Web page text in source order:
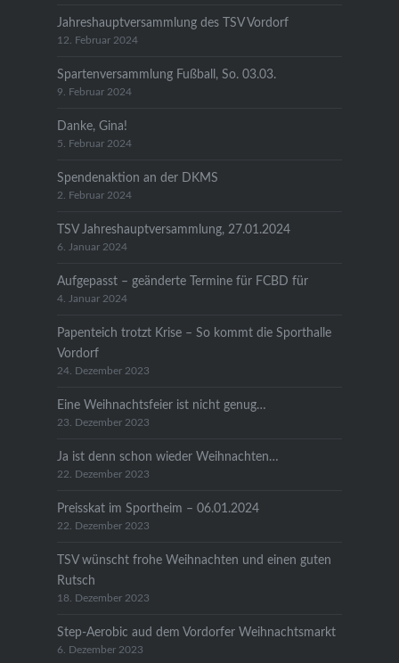
Jahreshauptversammlung des TSV Vordorf
12. Februar 2024
Spartenversammlung Fußball, So. 03.03.
9. Februar 2024
Danke, Gina!
5. Februar 2024
Spendenaktion an der DKMS
2. Februar 2024
TSV Jahreshauptversammlung, 27.01.2024
6. Januar 2024
Aufgepasst – geänderte Termine für FCBD für
4. Januar 2024
Papenteich trotzt Krise – So kommt die Sporthalle
Vordorf
24. Dezember 2023
Eine Weihnachtsfeier ist nicht genug…
23. Dezember 2023
Ja ist denn schon wieder Weihnachten…
22. Dezember 2023
Preisskat im Sportheim – 06.01.2024
22. Dezember 2023
TSV wünscht frohe Weihnachten und einen guten
Rutsch
18. Dezember 2023
Step-Aerobic aud dem Vordorfer Weihnachtsmarkt
6. Dezember 2023